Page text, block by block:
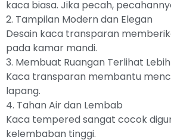
kaca biasa. Jika pecah,
2. Tampilan Modern dan Elegan
Desain kaca transparan
pada kamar mandi.
3. Membuat Ruangan Terlihat Lebih
Kaca transparan membantu
lapang.
4. Tahan Air dan Lembab
Kaca tempered sangat cocok
kelembaban tinggi.